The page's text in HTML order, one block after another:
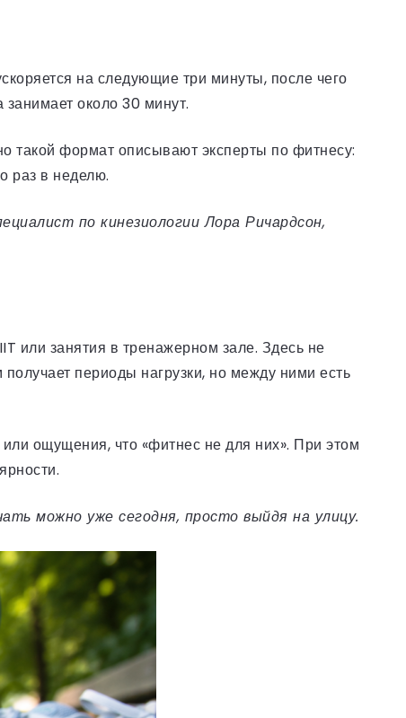
на следующие три минуты, после чего
около 30 минут.
формат описывают эксперты по фитнесу:
раз в неделю.
по кинезиологии Лора Ричардсон,
или занятия в тренажерном зале. Здесь не
периоды нагрузки, но между ними есть
ощущения, что «фитнес не для них». При этом
можно уже сегодня, просто выйдя на улицу.